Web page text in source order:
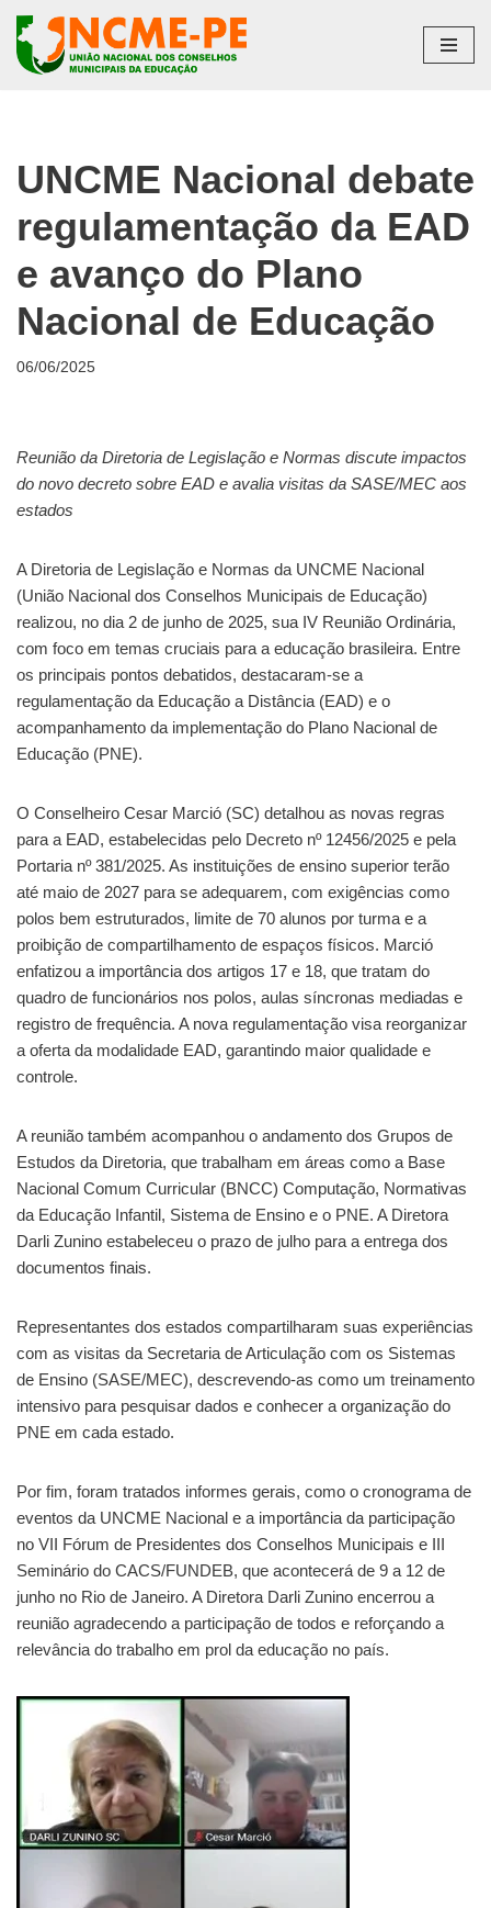
Pular
UNCME Nacional debate
regulamentação da EAD
e avanço do Plano
Nacional de Educação
06/06/2025
Reunião da Diretoria de Legislação e Normas discute impactos
do novo decreto sobre EAD e avalia visitas da SASE/MEC aos
estados
A Diretoria de Legislação e Normas da UNCME Nacional
(União Nacional dos Conselhos Municipais de Educação)
realizou, no dia 2 de junho de 2025, sua IV Reunião Ordinária,
com foco em temas cruciais para a educação brasileira. Entre
os principais pontos debatidos, destacaram-se a
regulamentação da Educação a Distância (EAD) e o
acompanhamento da implementação do Plano Nacional de
Educação (PNE).
O Conselheiro Cesar Marció (SC) detalhou as novas regras
para a EAD, estabelecidas pelo Decreto nº 12456/2025 e pela
Portaria nº 381/2025. As instituições de ensino superior terão
até maio de 2027 para se adequarem, com exigências como
polos bem estruturados, limite de 70 alunos por turma e a
proibição de compartilhamento de espaços físicos. Marció
enfatizou a importância dos artigos 17 e 18, que tratam do
quadro de funcionários nos polos, aulas síncronas mediadas e
registro de frequência. A nova regulamentação visa reorganizar
a oferta da modalidade EAD, garantindo maior qualidade e
controle.
A reunião também acompanhou o andamento dos Grupos de
Estudos da Diretoria, que trabalham em áreas como a Base
Nacional Comum Curricular (BNCC) Computação, Normativas
da Educação Infantil, Sistema de Ensino e o PNE. A Diretora
Darli Zunino estabeleceu o prazo de julho para a entrega dos
documentos finais.
Representantes dos estados compartilharam suas experiências
com as visitas da Secretaria de Articulação com os Sistemas
de Ensino (SASE/MEC), descrevendo-as como um treinamento
intensivo para pesquisar dados e conhecer a organização do
PNE em cada estado.
Por fim, foram tratados informes gerais, como o cronograma de
eventos da UNCME Nacional e a importância da participação
no VII Fórum de Presidentes dos Conselhos Municipais e III
Seminário do CACS/FUNDEB, que acontecerá de 9 a 12 de
junho no Rio de Janeiro. A Diretora Darli Zunino encerrou a
reunião agradecendo a participação de todos e reforçando a
relevância do trabalho em prol da educação no país.